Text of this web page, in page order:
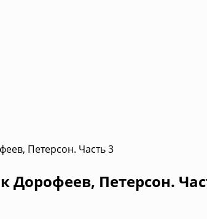
Петерсон. Часть 3
Дорофеев, Петерсон.